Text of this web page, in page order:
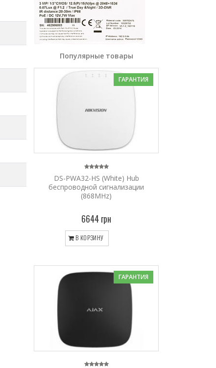
Популярные товары
ГАРАНТИЯ
DS-PWA32-HS (White) Hub
беспроводной сигнализации
(868MHz)
6644 грн
В КОРЗИНУ
ГАРАНТИЯ